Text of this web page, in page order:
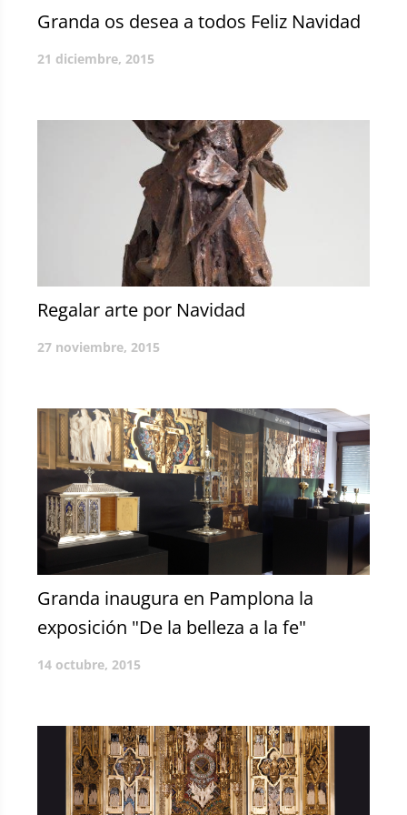
Granda os desea a todos Feliz Navidad
21 diciembre, 2015
Regalar arte por Navidad
27 noviembre, 2015
Granda inaugura en Pamplona la
exposición "De la belleza a la fe"
14 octubre, 2015